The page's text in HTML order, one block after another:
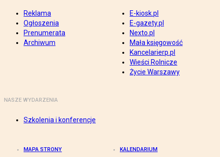
Reklama
Ogłoszenia
Prenumerata
Archiwum
E-kiosk.pl
E-gazety.pl
Nexto.pl
Mała księgowość
Kancelarierp.pl
Wieści Rolnicze
Życie Warszawy
NASZE WYDARZENIA
Szkolenia i konferencje
MAPA STRONY KALENDARIUM